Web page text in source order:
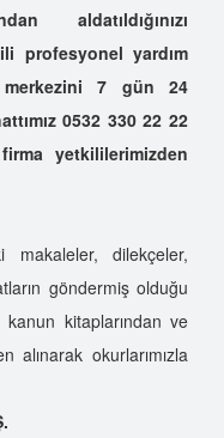
aldatıldığınızı
profesyonel yardım
merkezini 7 gün 24
0532 330 22 22​
yetkililerimizden
makaleler, dilekçeler,
göndermiş olduğu
kitaplarından ve
alınarak okurlarımızla